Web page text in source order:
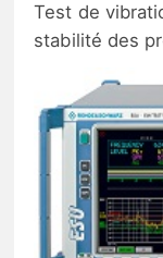
Test de
stabilité des